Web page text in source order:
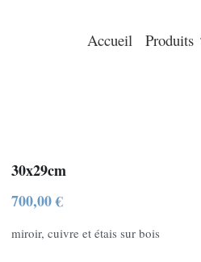
Accueil Produits
30x29cm
700,00 €
miroir, cuivre et étais sur bois